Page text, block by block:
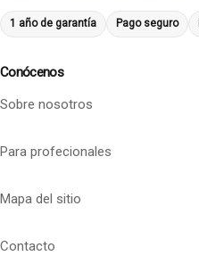
1 año de garantía Pago seguro
Conócenos
Sobre nosotros
Para profecionales
Mapa del sitio
Contacto